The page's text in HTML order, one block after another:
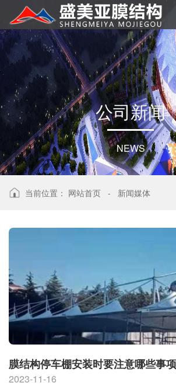
公司新闻
NEWS
当前位置： 网站首页 - 新闻媒体
膜结构停车棚安装时要注意哪些事项
2023-11-16